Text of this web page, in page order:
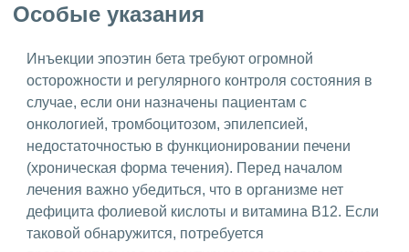
Особые указания
Инъекции эпоэтин бета требуют огромной
осторожности и регулярного контроля состояния в
случае, если они назначены пациентам с
онкологией, тромбоцитозом, эпилепсией,
недостаточностью в функционировании печени
(хроническая форма течения). Перед началом
лечения важно убедиться, что в организме нет
дефицита фолиевой кислоты и витамина В12. Если
таковой обнаружится, потребуется